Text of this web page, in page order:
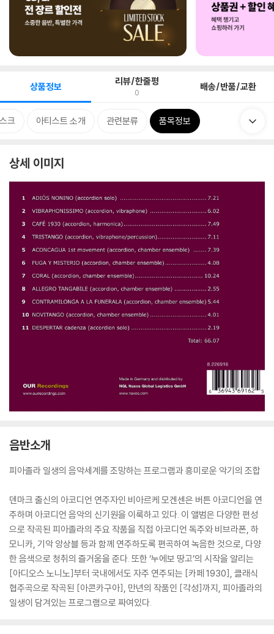
상품정보 리뷰/한줄평
0 배송/반품/교환
크 아티스트 소개 관련분류 품목정보
상세 이미지
음반소개
피아졸라 일생의 음악세계를 조망하는 프로그램과 흥미로운 악기의 조합
덴마크 출신의 아코디언 연주자인 비아르케 모겐센은 버튼 아코디언을 연
주하며 아코디언 음악의 신기원을 이룩하고 있다. 이 앨범은 다양한 편성
으로 작곡된 피아졸라의 주요 작품을 직접 아코디언 독주와 비브라폰, 하
모니카, 기악 앙상블 등과 함께 연주하도록 편곡하여 녹음한 것으로, 다양
한 음색으로 청취의 즐거움을 준다. 또한 ‘누에보 땅고’의 시작을 알리는
[아디오스 노니노]부터 국내에서도 자주 연주되는 [카페 1930], 클래식
협주곡으로 작곡된 [아콘카구아], 만년의 작품인 [각성]까지, 피아졸라의
일생이 담겨있는 프로그램으로 짜여있다.